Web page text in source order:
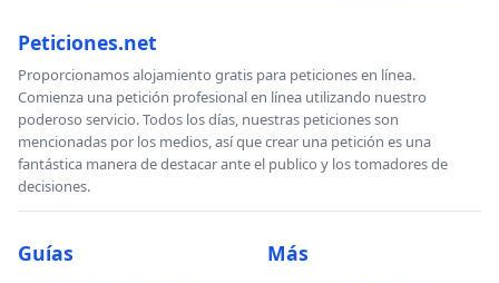
Peticiones.net
Proporcionamos alojamiento gratis para peticiones en línea.
Comienza una petición profesional en línea utilizando nuestro
poderoso servicio. Todos los días, nuestras peticiones son
mencionadas por los medios, así que crear una petición es una
fantástica manera de destacar ante el publico y los tomadores de
decisiones.
Guías Más